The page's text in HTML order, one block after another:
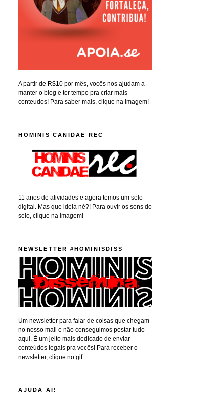
A partir de R$10 por mês, vocês nos ajudam a
manter o blog e ter tempo pra criar mais
conteudos! Para saber mais, clique na imagem!
HOMINIS CANIDAE REC
11 anos de atividades e agora temos um selo
digital. Mas que ideia né?! Para ouvir os sons do
selo, clique na imagem!
NEWSLETTER #HOMINISDISS
Um newsletter para falar de coisas que chegam
no nosso mail e não conseguimos postar tudo
aqui. É um jeito mais dedicado de enviar
conteúdos legais pra vocês! Para receber o
newsletter, clique no gif.
AJUDA AI!